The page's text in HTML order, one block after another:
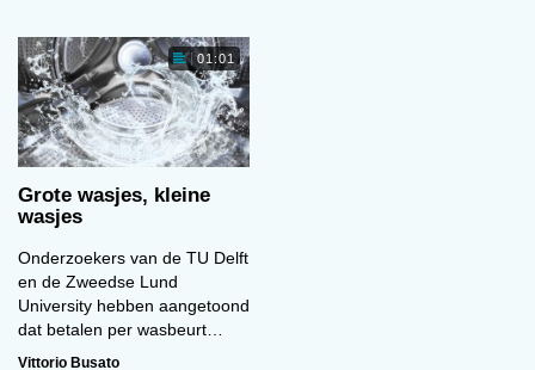
Genderdysforie bij jongeren
01:01
Grote wasjes, kleine
wasjes
Onderzoekers van de TU Delft
en de Zweedse Lund
University hebben aangetoond
dat betalen per wasbeurt…
Vittorio Busato